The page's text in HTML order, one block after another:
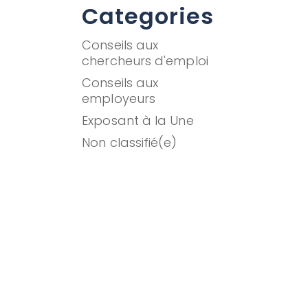
Categories
Conseils aux
chercheurs d'emploi
Conseils aux
employeurs
Exposant à la Une
Non classifié(e)